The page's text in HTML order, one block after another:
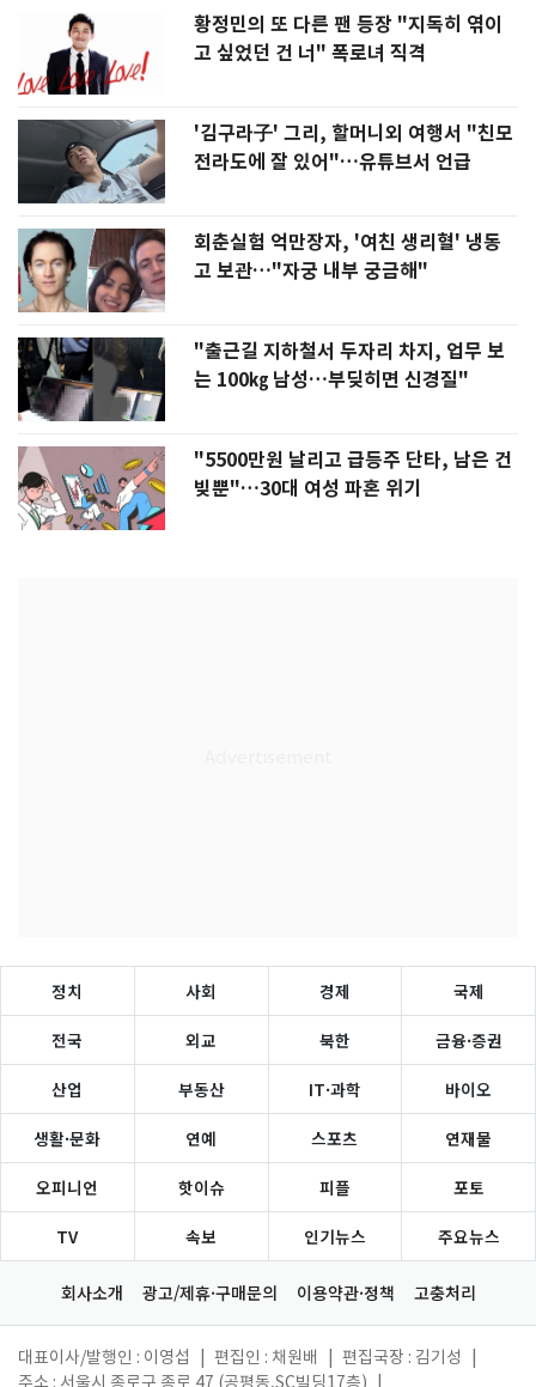
황정민의 또 다른 팬 등장 "지독히 엮이
고 싶었던 건 너" 폭로녀 직격
'김구라子' 그리, 할머니외 여행서 "친모
전라도에 잘 있어"…유튜브서 언급
회춘실험 억만장자, '여친 생리혈' 냉동
고 보관…"자궁 내부 궁금해"
"출근길 지하철서 두자리 차지, 업무 보
는 100㎏ 남성…부딪히면 신경질"
"5500만원 날리고 급등주 단타, 남은 건
빚뿐"…30대 여성 파혼 위기
정치 사회 경제 국제
전국 외교 북한 금융·증권
산업 부동산 IT·과학 바이오
생활·문화 연예 스포츠 연재물
오피니언 핫이슈 피플 포토
TV 속보 인기뉴스 주요뉴스
회사소개 광고/제휴·구매문의 이용약관·정책 고충처리
대표이사/발행인 : 이영섭 편집인 : 채원배 편집국장 : 김기성
주소 : 서울시 종로구 종로 47 (공평동,SC빌딩17층)